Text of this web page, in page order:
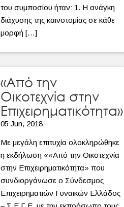
του συμποσίου ήταν: 1. Η ανάγκη
διάχυσης της καινοτομίας σε κάθε
μορφή […]
«Από την
Οικοτεχνία στην
Επιχειρηματικότητα»
05 Jun, 2018
Με μεγάλη επιτυχία ολοκληρώθηκε
η εκδήλωση ««Από την Οικοτεχνία
στην Επιχειρηματικότητα» που
συνδιοργάνωσε ο Σύνδεσμος
Επιχειρηματιών Γυναικών Ελλάδος